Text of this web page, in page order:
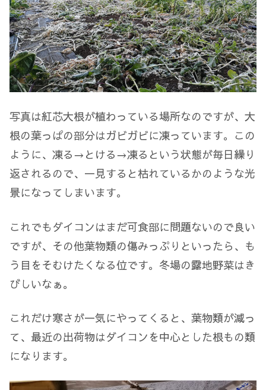
写真は紅芯大根が植わっている場所なのですが、大
根の葉っぱの部分はガビガビに凍っています。この
ように、凍る→とける→凍るという状態が毎日繰り
返されるので、一見すると枯れているかのような光
景になってしまいます。
これでもダイコンはまだ可食部に問題ないので良い
ですが、その他葉物類の傷みっぷりといったら、も
う目をそむけたくなる位です。冬場の露地野菜はき
びしいなぁ。
これだけ寒さが一気にやってくると、葉物類が減っ
て、最近の出荷物はダイコンを中心とした根もの類
になります。